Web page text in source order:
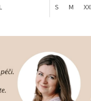
přehřívání.
teplotu,
S M